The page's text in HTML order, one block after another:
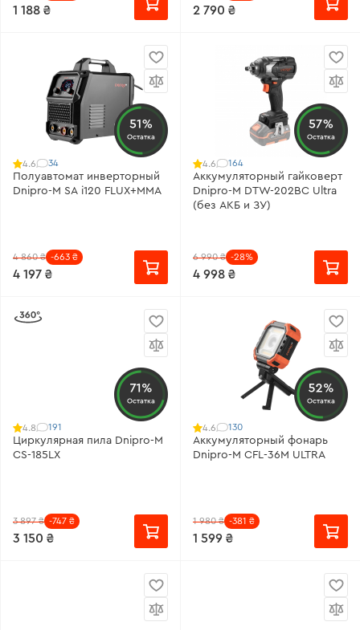
1 188 ₴ 2 790 ₴
51%
Остатка
4.6 34
Полуавтомат инверторный
Dnipro-M SA i120 FLUX+MMA
4 860 ₴ -663 ₴
4 197 ₴
57%
Остатка
4.6 164
Аккумуляторный гайковерт
Dnipro-M DTW-202BC Ultra
(без АКБ и ЗУ)
6 990 ₴ -28%
4 998 ₴
71%
Остатка
4.8 191
Циркулярная пила Dnipro-M
CS-185LX
3 897 ₴ -747 ₴
3 150 ₴
52%
Остатка
4.6 130
Аккумуляторный фонарь
Dnipro-M CFL-36M ULTRA
1 980 ₴ -381 ₴
1 599 ₴